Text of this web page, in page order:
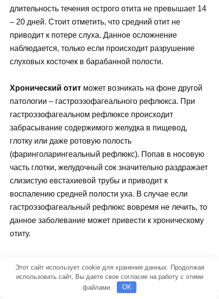
длительность течения острого отита не превышает 14
– 20 дней. Стоит отметить, что средний отит не
приводит к потере слуха. Данное осложнение
наблюдается, только если происходит разрушение
слуховых косточек в барабанной полости.
Хронический отит может возникать на фоне другой
патологии – гастроэзофагеального рефлюкса. При
гастроэзофагеальном рефлюксе происходит
забрасывание содержимого желудка в пищевод,
глотку или даже ротовую полость
(фаринголарингеальный рефлюкс). Попав в носовую
часть глотки, желудочный сок значительно раздражает
слизистую евстахиевой трубы и приводит к
воспалению средней полости уха. В случае если
гастроэзофагеальный рефлюкс вовремя не лечить, то
данное заболевание может привести к хроническому
отиту.
Этот сайт использует cookie для хранения данных. Продолжая
использовать сайт, Вы даете свое согласие на работу с этими
файлами.
OK